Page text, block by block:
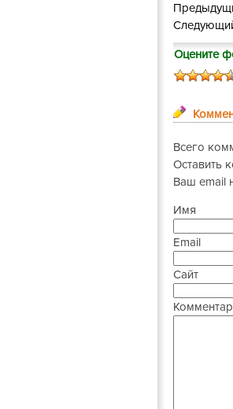
Оцените
Всего
Оставить
Ваш email
Имя
Email
Сайт